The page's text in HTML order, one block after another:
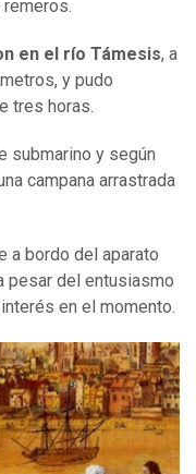
en el río Támesis, a
y pudo
tres horas.
submarino y según
campana arrastrada
a bordo del aparato
pesar del entusiasmo
en el momento.